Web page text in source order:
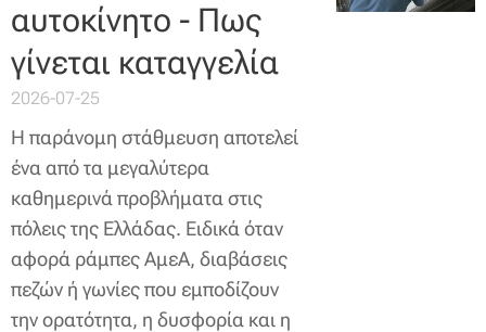
αυτοκίνητο - Πως
γίνεται καταγγελία
2026-07-25
Η παράνομη στάθμευση αποτελεί
ένα από τα μεγαλύτερα
καθημερινά προβλήματα στις
πόλεις της Ελλάδας. Ειδικά όταν
αφορά ράμπες ΑμεΑ, διαβάσεις
πεζών ή γωνίες που εμποδίζουν
την ορατότητα, η δυσφορία και η